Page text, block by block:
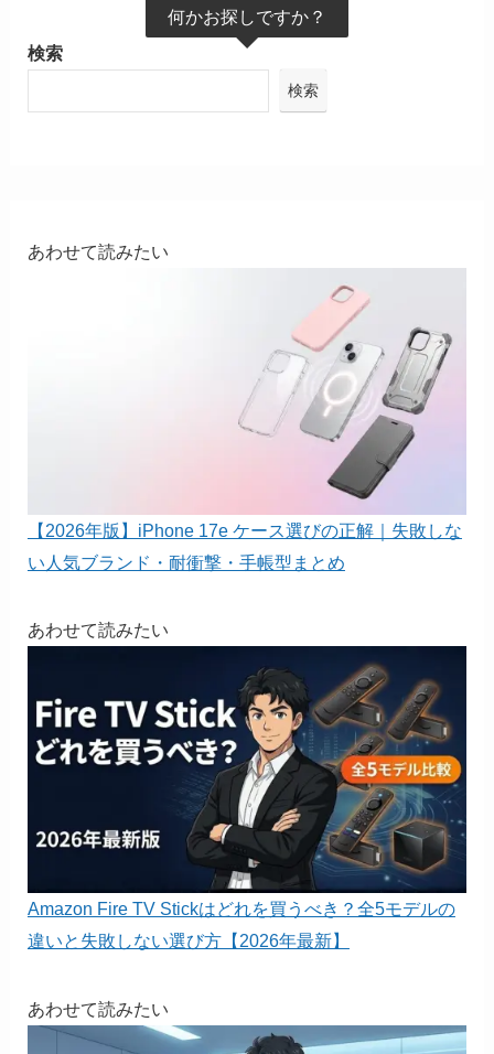
何かお探しですか？
検索
検索
あわせて読みたい
【2026年版】iPhone 17e ケース選びの正解｜失敗しな
い人気ブランド・耐衝撃・手帳型まとめ
あわせて読みたい
Amazon Fire TV Stickはどれを買うべき？全5モデルの
違いと失敗しない選び方【2026年最新】
あわせて読みたい